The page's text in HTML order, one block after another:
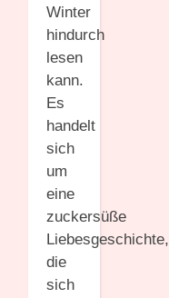
Winter
hindurch
lesen
kann.
Es
handelt
sich
um
eine
zuckersüße
Liebesgeschichte,
die
sich